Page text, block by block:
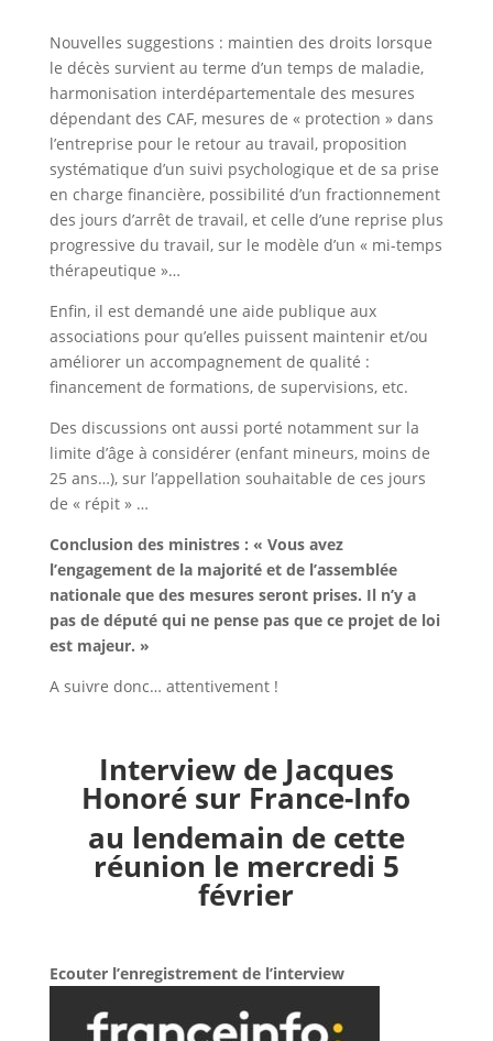
Nouvelles suggestions : maintien des droits lorsque
le décès survient au terme d’un temps de maladie,
harmonisation interdépartementale des mesures
dépendant des CAF, mesures de « protection » dans
l’entreprise pour le retour au travail, proposition
systématique d’un suivi psychologique et de sa prise
en charge financière, possibilité d’un fractionnement
des jours d’arrêt de travail, et celle d’une reprise plus
progressive du travail, sur le modèle d’un « mi-temps
thérapeutique »…
Enfin, il est demandé une aide publique aux
associations pour qu’elles puissent maintenir et/ou
améliorer un accompagnement de qualité :
financement de formations, de supervisions, etc.
Des discussions ont aussi porté notamment sur la
limite d’âge à considérer (enfant mineurs, moins de
25 ans…), sur l’appellation souhaitable de ces jours
de « répit » …
Conclusion des ministres : « Vous avez
l’engagement de la majorité et de l’assemblée
nationale que des mesures seront prises. Il n’y a
pas de député qui ne pense pas que ce projet de loi
est majeur. »
A suivre donc… attentivement !
Interview de Jacques
Honoré sur France-Info
au lendemain de cette
réunion le mercredi 5
février
Ecouter l’enregistrement de l’interview